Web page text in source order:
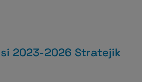
2023-2026 Stratejik